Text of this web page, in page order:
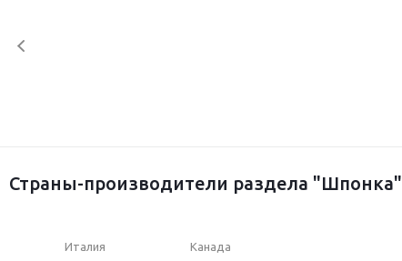
Страны-производители раздела "Шпонка"
Италия Канада